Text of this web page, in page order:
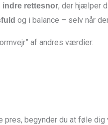
indre rettesnor, der hjælper
og i balance – selv når
af andres værdier:
begynder du at føle